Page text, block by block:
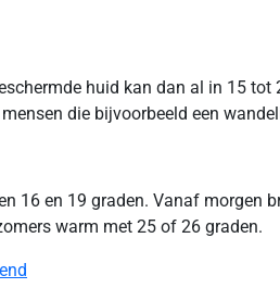
huid kan dan al in 15
die bijvoorbeeld een
en 19 graden. Vanaf morgen
warm met 25 of 26 graden.